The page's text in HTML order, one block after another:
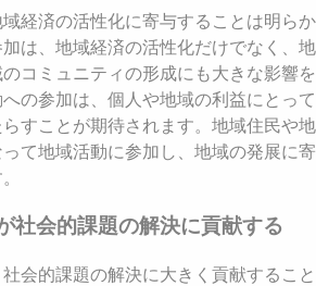
経済の活性化に寄与することは明らか
は、地域経済の活性化だけでなく、地
コミュニティの形成にも大きな影響を
の参加は、個人や地域の利益にとって
すことが期待されます。地域住民や地
て地域活動に参加し、地域の発展に寄
社会的課題の解決に貢献する
会的課題の解決に大きく貢献すること